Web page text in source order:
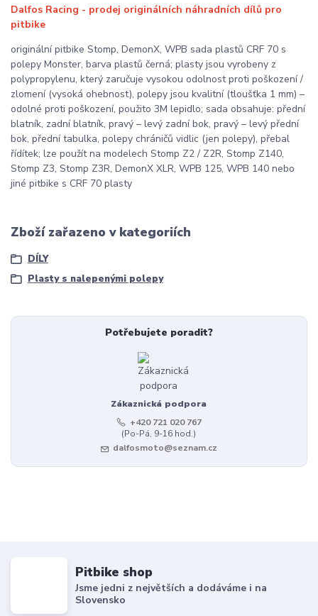
Dalfos Racing - prodej originálních náhradních dílů pro
pitbike
originální pitbike Stomp, DemonX, WPB sada plastů CRF 70 s
polepy Monster, barva plastů černá; plasty jsou vyrobeny z
polypropylenu, který zaručuje vysokou odolnost proti poškození /
zlomení (vysoká ohebnost), polepy jsou kvalitní (tloušťka 1 mm) –
odolné proti poškození, použito 3M lepidlo; sada obsahuje: přední
blatník, zadní blatník, pravý – levý zadní bok, pravý – levý přední
bok, přední tabulka, polepy chráničů vidlic (jen polepy), přebal
řídítek; lze použít na modelech Stomp Z2 / Z2R, Stomp Z140,
Stomp Z3, Stomp Z3R, DemonX XLR, WPB 125, WPB 140 nebo
jiné pitbike s CRF 70 plasty
Zboží zařazeno v kategoriích
DÍLY
Plasty s nalepenými polepy
Potřebujete poradit?
Zákaznická podpora
+420 721 020 767
(Po-Pá, 9-16 hod.)
dalfosmoto@seznam.cz
Pitbike shop
Jsme jedni z největších a dodáváme i na
Slovensko